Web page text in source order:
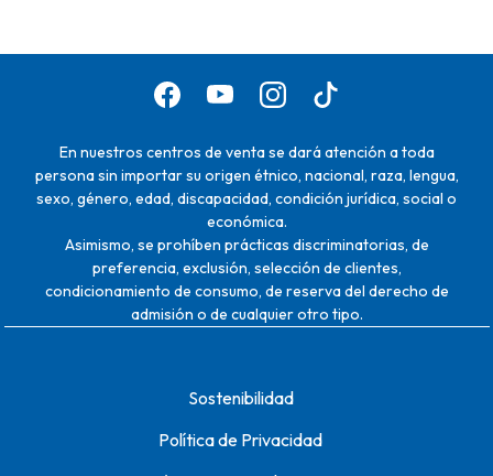
En nuestros centros de venta se dará atención a toda
persona sin importar su origen étnico, nacional, raza, lengua,
sexo, género, edad, discapacidad, condición jurídica, social o
económica.
Asimismo, se prohíben prácticas discriminatorias, de
preferencia, exclusión, selección de clientes,
condicionamiento de consumo, de reserva del derecho de
admisión o de cualquier otro tipo.
Sostenibilidad
Política de Privacidad